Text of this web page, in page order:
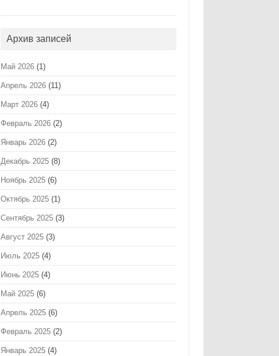
Архив записей
Май 2026 (1)
Апрель 2026 (11)
Март 2026 (4)
Февраль 2026 (2)
Январь 2026 (2)
Декабрь 2025 (8)
Ноябрь 2025 (6)
Октябрь 2025 (1)
Сентябрь 2025 (3)
Август 2025 (3)
Июль 2025 (4)
Июнь 2025 (4)
Май 2025 (6)
Апрель 2025 (6)
Февраль 2025 (2)
Январь 2025 (4)